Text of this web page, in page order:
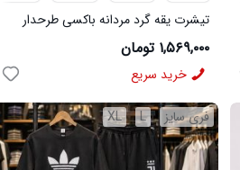
تیشرت یقه گرد مردانه باکسی طرحدار
پنبه دو رو سبز روشن مدل 50896
۱,۵۶۹,۰۰۰ تومان
خرید سریع
فری سایز L
XL